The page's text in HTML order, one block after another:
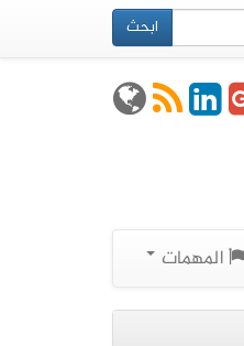
ابحث
المهمات